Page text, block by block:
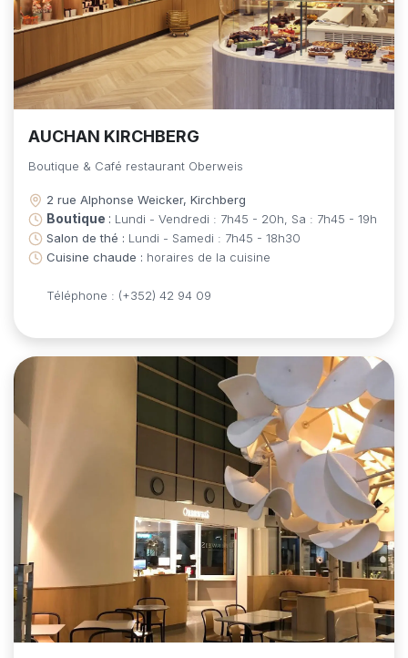
AUCHAN KIRCHBERG​
Boutique & Café restaurant Oberweis​
2 rue Alphonse Weicker, Kirchberg
Boutique : Lundi - Vendredi : 7h45 - 20h, Sa : 7h45 - 19h
Salon de thé : Lundi - Samedi : 7h45 - 18h30
Cuisine chaude : horaires de la cuisine
Téléphone : (+352) 42 94 09